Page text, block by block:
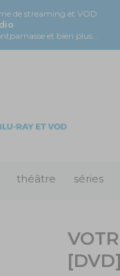
de streaming et VOD
et bien plus...
théâtre séries